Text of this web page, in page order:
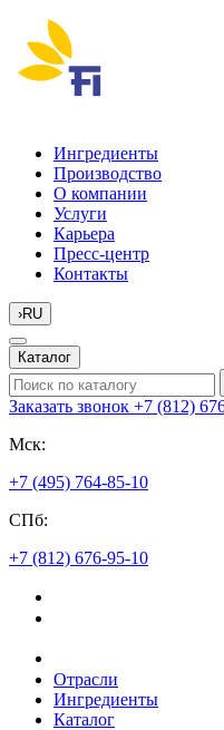
Ингредиенты
Производство
О компании
Услуги
Карьера
Пресс-центр
Контакты
›RU
Каталог
Заказать звонок +7 (812)
Мск:
+7 (495) 764-85-10
СПб:
+7 (812) 676-95-10
Отрасли
Ингредиенты
Каталог